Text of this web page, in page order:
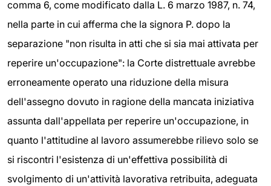
comma 6, come modificato dalla L. 6 marzo 1987, n. 74,
nella parte in cui afferma che la signora P. dopo la
separazione "non risulta in atti che si sia mai attivata per
reperire un'occupazione": la Corte distrettuale avrebbe
erroneamente operato una riduzione della misura
dell'assegno dovuto in ragione della mancata iniziativa
assunta dall'appellata per reperire un'occupazione, in
quanto l'attitudine al lavoro assumerebbe rilievo solo se
si riscontri l'esistenza di un'effettiva possibilità di
svolgimento di un'attività lavorativa retribuita, adeguata